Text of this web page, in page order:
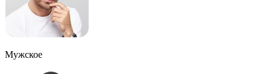
Мужское